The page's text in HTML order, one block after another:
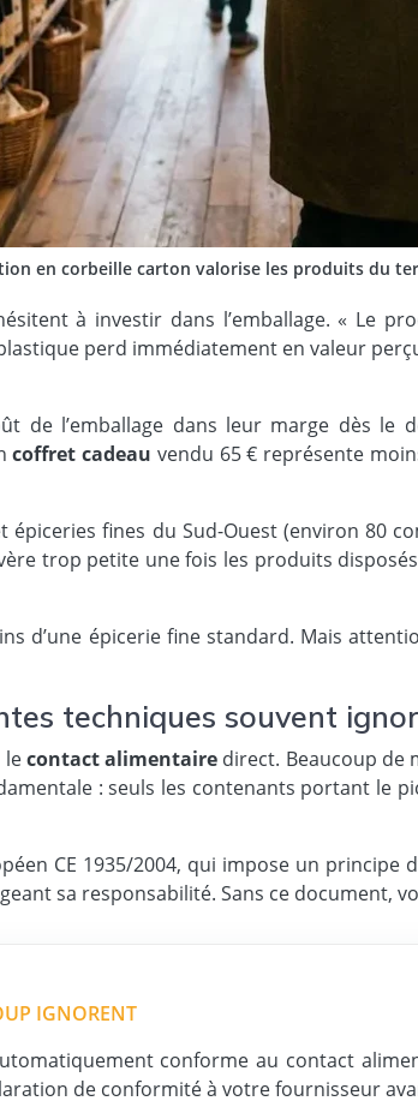
en corbeille carton valorise les produits du
à investir dans l’emballage. « Le
perd immédiatement en valeur
de l’emballage dans leur marge dès le
coffret cadeau vendu 65 € représente
fines du Sud-Ouest (environ 80
trop petite une fois les produits
d’une épicerie fine standard. Mais
techniques souvent
lecontact alimentaire direct. Beaucoup de
: seuls les contenants portant le
CE 1935/2004, qui impose un principe
sa responsabilité. Sans ce document,
IGNORENT
conforme au contact
de conformité à votre fournisseur